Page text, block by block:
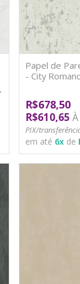
Papel de
- City
R$678,50
R$610,65
PIX/
em até 6xde